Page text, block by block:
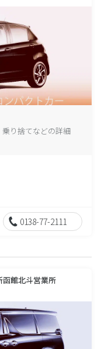
り捨てなどの詳細
0138-77-2111
館北斗営業所